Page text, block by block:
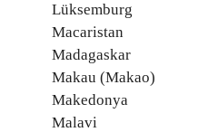
Lüksemburg
Macaristan
Madagaskar
Makau (Makao)
Makedonya
Malavi